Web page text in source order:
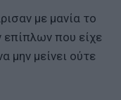
με μανία το
επίπλων που είχε
μην μείνει ούτε